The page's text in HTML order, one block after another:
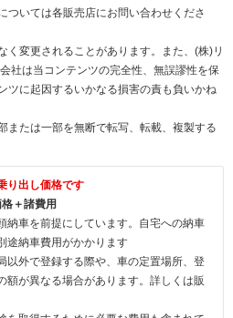
いては各販売店にお問い合わせくださ
変更されることがあります。また、(株)リ
社は当コンテンツの完全性、無誤謬性を保
ツに起因するいかなる損害の責も負いかね
たは一部を無断で転写、転載、複製する
り出し価格です
＋諸費用
車を前提にしています。自宅への納車
途納車費用がかかります
外で登録する際や、車の定置場所、登
額が異なる場合があります。詳しくは販